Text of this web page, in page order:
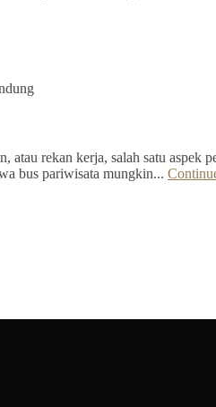
atau rekan kerja, salah satu
bus pariwisata mungkin...